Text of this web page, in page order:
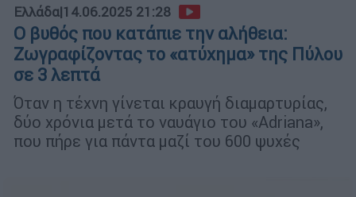
Ελλάδα|14.06.2025 21:28
Ο βυθός που κατάπιε την αλήθεια:
Ζωγραφίζοντας το «ατύχημα» της Πύλου
σε 3 λεπτά
Όταν η τέχνη γίνεται κραυγή διαμαρτυρίας,
δύο χρόνια μετά το ναυάγιο του «Adriana»,
που πήρε για πάντα μαζί του 600 ψυχές